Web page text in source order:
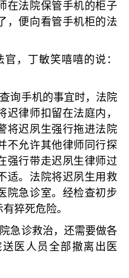
在法院保管手机的柜子
，便向看管手机柜的法
，丁敏笑嘻嘻的说：
询手机的事宜时，法院
迟律师扣留在法庭内，
将迟夙生强行拖进法院
不允许其他律师同行探
强行带走迟夙生律师过
适。法院将迟夙生用救
院急诊室。经检查初步
猝死危险。
急诊救治，还需要做各
医人员全部撤离出医